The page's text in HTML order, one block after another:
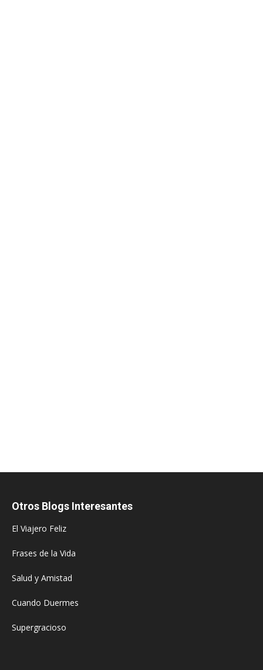
Otros Blogs Interesantes
El Viajero Feliz
Frases de la Vida
Salud y Amistad
Cuando Duermes
Supergracioso